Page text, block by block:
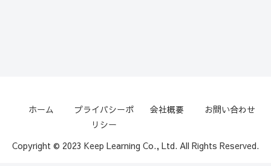
ホーム
プライバシーポ
リシー
会社概要 お問い合わせ
Copyright © 2023 Keep Learning Co., Ltd. All Rights Reserved.